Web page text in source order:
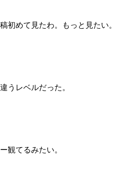
初めて見たわ。もっと見たい。
うレベルだった。
観てるみたい。